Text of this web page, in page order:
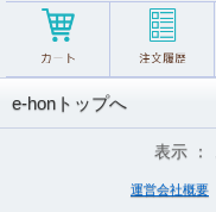
e-honトップへ
表示 ：
運営会社概要